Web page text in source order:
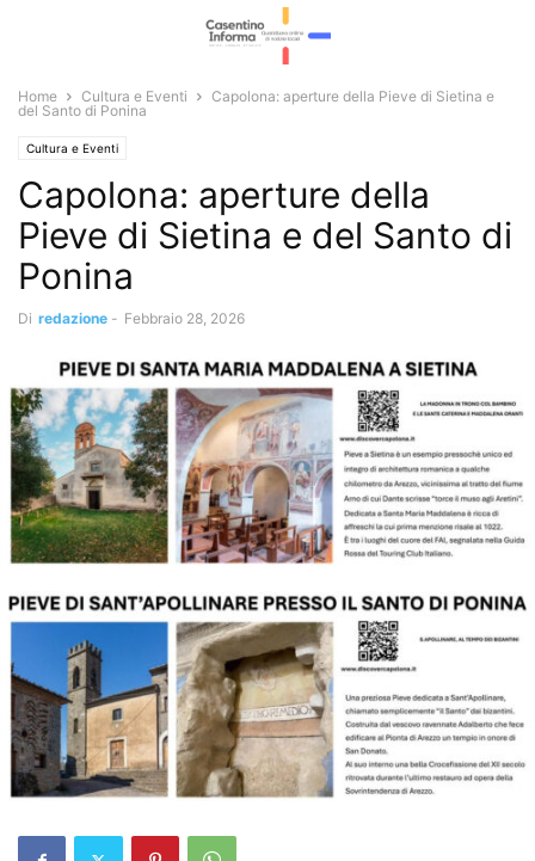
Home Cultura e Eventi
Capolona: aperture della Pieve di Sietina e
del Santo di Ponina
Cultura e Eventi
Capolona: aperture della
Pieve di Sietina e del Santo di
Ponina
Di redazione - Febbraio 28, 2026